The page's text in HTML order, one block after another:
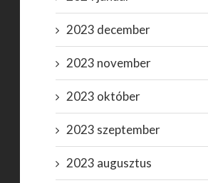
2023 december
2023 november
2023 október
2023 szeptember
2023 augusztus